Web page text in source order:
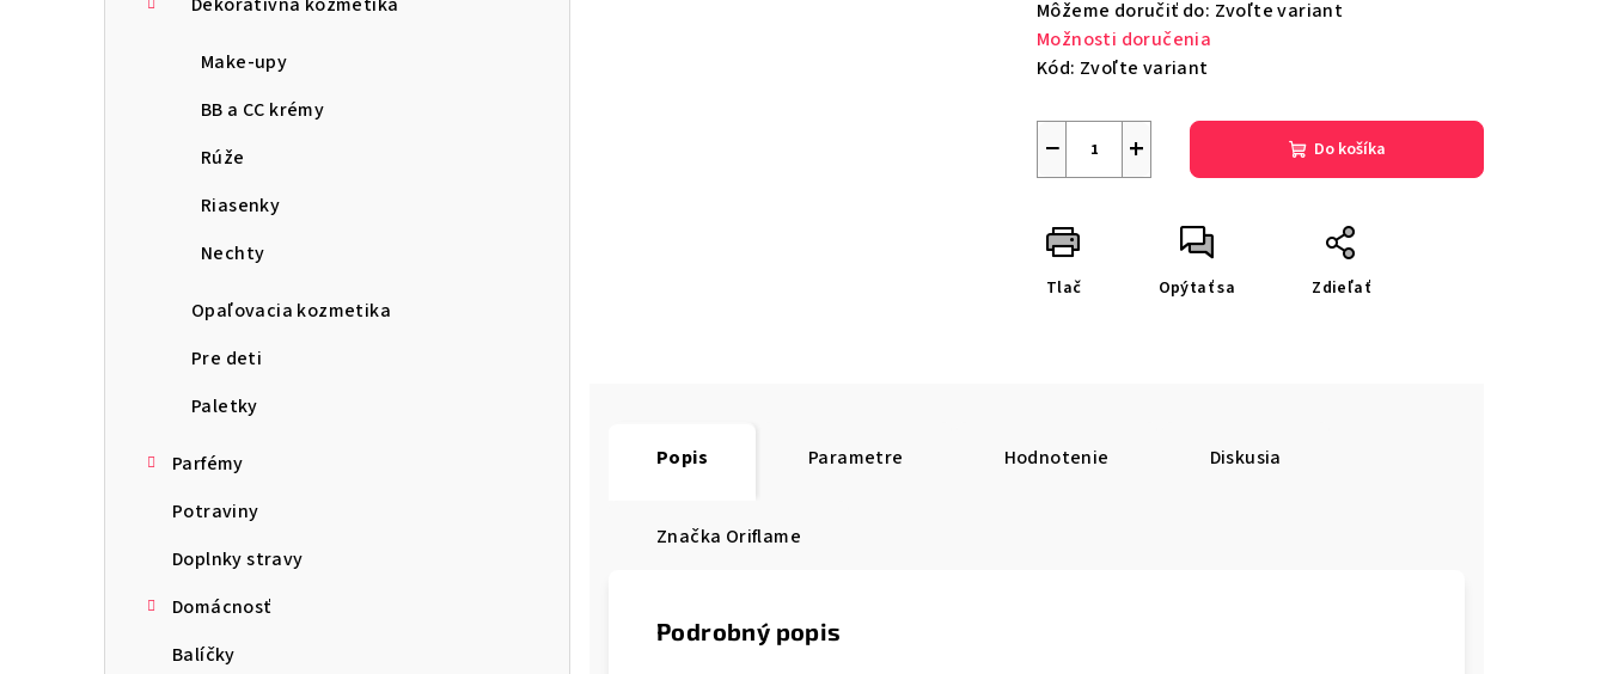
Make-upy
BB a CC krémy
Rúže
Riasenky
Nechty
Opaľovacia kozmetika
Pre deti
Paletky
Parfémy
Potraviny
Doplnky stravy
Domácnosť
Balíčky
Môžeme doručiť do: Zvoľte variant
Možnosti doručenia
Kód: Zvoľte variant
+
− Do košíka
Tlač Opýtať sa Zdieľať
Popis Parametre Hodnotenie Diskusia
Značka Oriflame
Podrobný popis